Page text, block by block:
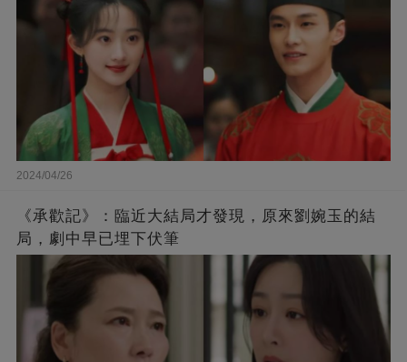
2024/04/26
《承歡記》：臨近大結局才發現，原來劉婉玉的結
局，劇中早已埋下伏筆